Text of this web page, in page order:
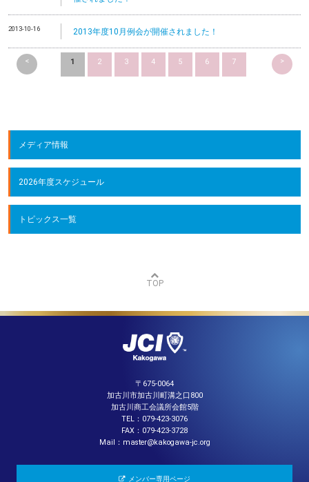
2013-10-16 2013年度10月例会が開催されました！
< 1 2 3 4 5 6 7 >
メディア情報
2026年度スケジュール
トピックス一覧
TOP
〒675-0064
加古川市加古川町溝之口800
加古川商工会議所会館5階
TEL：079-423-3076
FAX：079-423-3728
Mail：master@kakogawa-jc.org
メンバー専用ページ